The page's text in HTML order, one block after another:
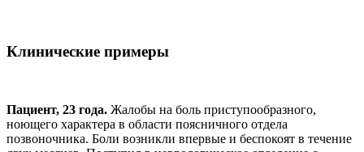
Клинические примеры
Пациент, 23 года. Жалобы на боль приступообразного,
ноющего характера в области поясничного отдела
позвоночника. Боли возникли впервые и беспокоят в течение